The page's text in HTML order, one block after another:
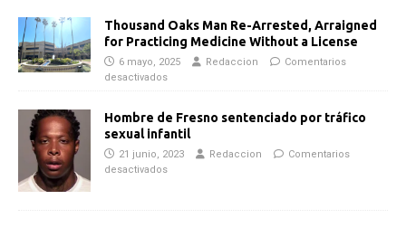
Thousand Oaks Man Re-Arrested, Arraigned
for Practicing Medicine Without a License
6 mayo, 2025 Redaccion
Comentarios
desactivados
Hombre de Fresno sentenciado por tráfico
sexual infantil
21 junio, 2023 Redaccion
Comentarios
desactivados